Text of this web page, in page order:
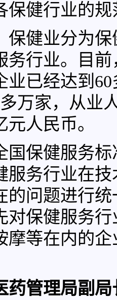
保健行业的
健业分为保
务行业。目
业已经达到
万家，从业
元人民币。
保健服务标
服务行业在
的问题进行
对保健服务
摩等在内的
药管理局副